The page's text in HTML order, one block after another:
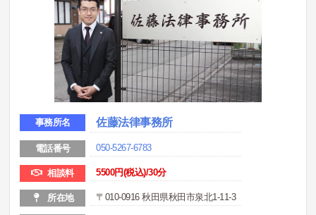
事務所名 佐藤法律事務所
電話番号 050-5267-6783
相談料 5500円(税込)/30分
所在地 〒010-0916 秋田県秋田市泉北1-11-3